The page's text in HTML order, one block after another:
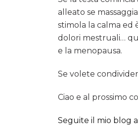
alleato se
stimola la calma ed
dolori mestruali…
e la menopausa.
Se volete
Ciao e al prossimo
Seguite il mio blog